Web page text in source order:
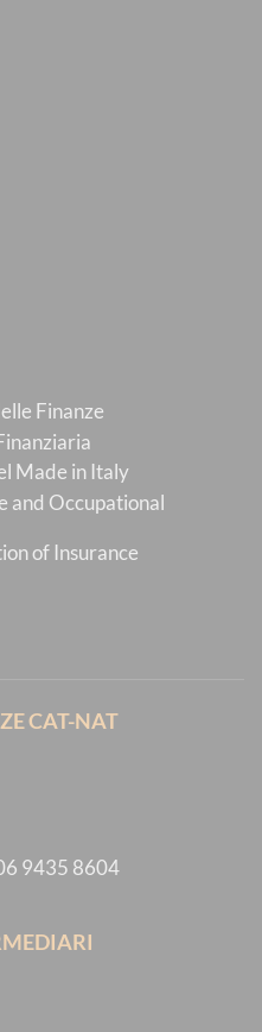
Finanze
Made in Italy
and Occupational
of Insurance
CAT-NAT
9435 8604